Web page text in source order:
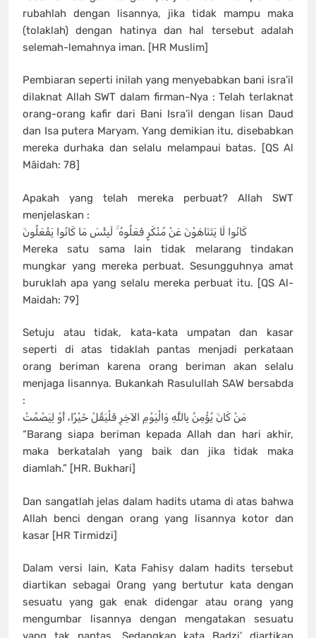
rubahlah dengan lisannya, jika tidak mampu maka
(tolaklah) dengan hatinya dan hal tersebut adalah
selemah-lemahnya iman. [HR Muslim]
Pembiaran seperti inilah yang menyebabkan bani isra’il
dilaknat Allah SWT dalam firman-Nya : Telah terlaknat
orang-orang kafir dari Bani Isra’il dengan lisan Daud
dan Isa putera Maryam. Yang demikian itu, disebabkan
mereka durhaka dan selalu melampaui batas. [QS Al
Māidah: 78]
Apakah yang telah mereka perbuat? Allah SWT
menjelaskan :
كَانُوا لَا يَتَنَاهَوْنَ عَنْ مُنْكَرٍ فَعَلُوهُ ۚ لَبِئْسَ مَا كَانُوا يَفْعَلُونَ
Mereka satu sama lain tidak melarang tindakan
mungkar yang mereka perbuat. Sesungguhnya amat
buruklah apa yang selalu mereka perbuat itu. [QS Al-
Maidah: 79]
Setuju atau tidak, kata-kata umpatan dan kasar
seperti di atas tidaklah pantas menjadi perkataan
orang beriman karena orang beriman akan selalu
menjaga lisannya. Bukankah Rasulullah SAW bersabda
:
مَنْ كَانَ يُؤْمِنُ بِاللَّهِ وَالْيَوْمِ الآخِرِ فَلْيَقُلْ خَيْرًا، أَوْ لِيَصْمُتْ
“Barang siapa beriman kepada Allah dan hari akhir,
maka berkatalah yang baik dan jika tidak maka
diamlah.” [HR. Bukhari]
Dan sangatlah jelas dalam hadits utama di atas bahwa
Allah benci dengan orang yang lisannya kotor dan
kasar [HR Tirmidzi]
Dalam versi lain, Kata Fahisy dalam hadits tersebut
diartikan sebagai Orang yang bertutur kata dengan
sesuatu yang gak enak didengar atau orang yang
mengumbar lisannya dengan mengatakan sesuatu